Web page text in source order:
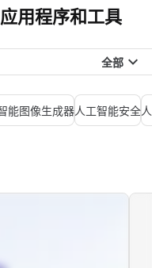
用程序和工具
全部
能图像生成器人工智能安全